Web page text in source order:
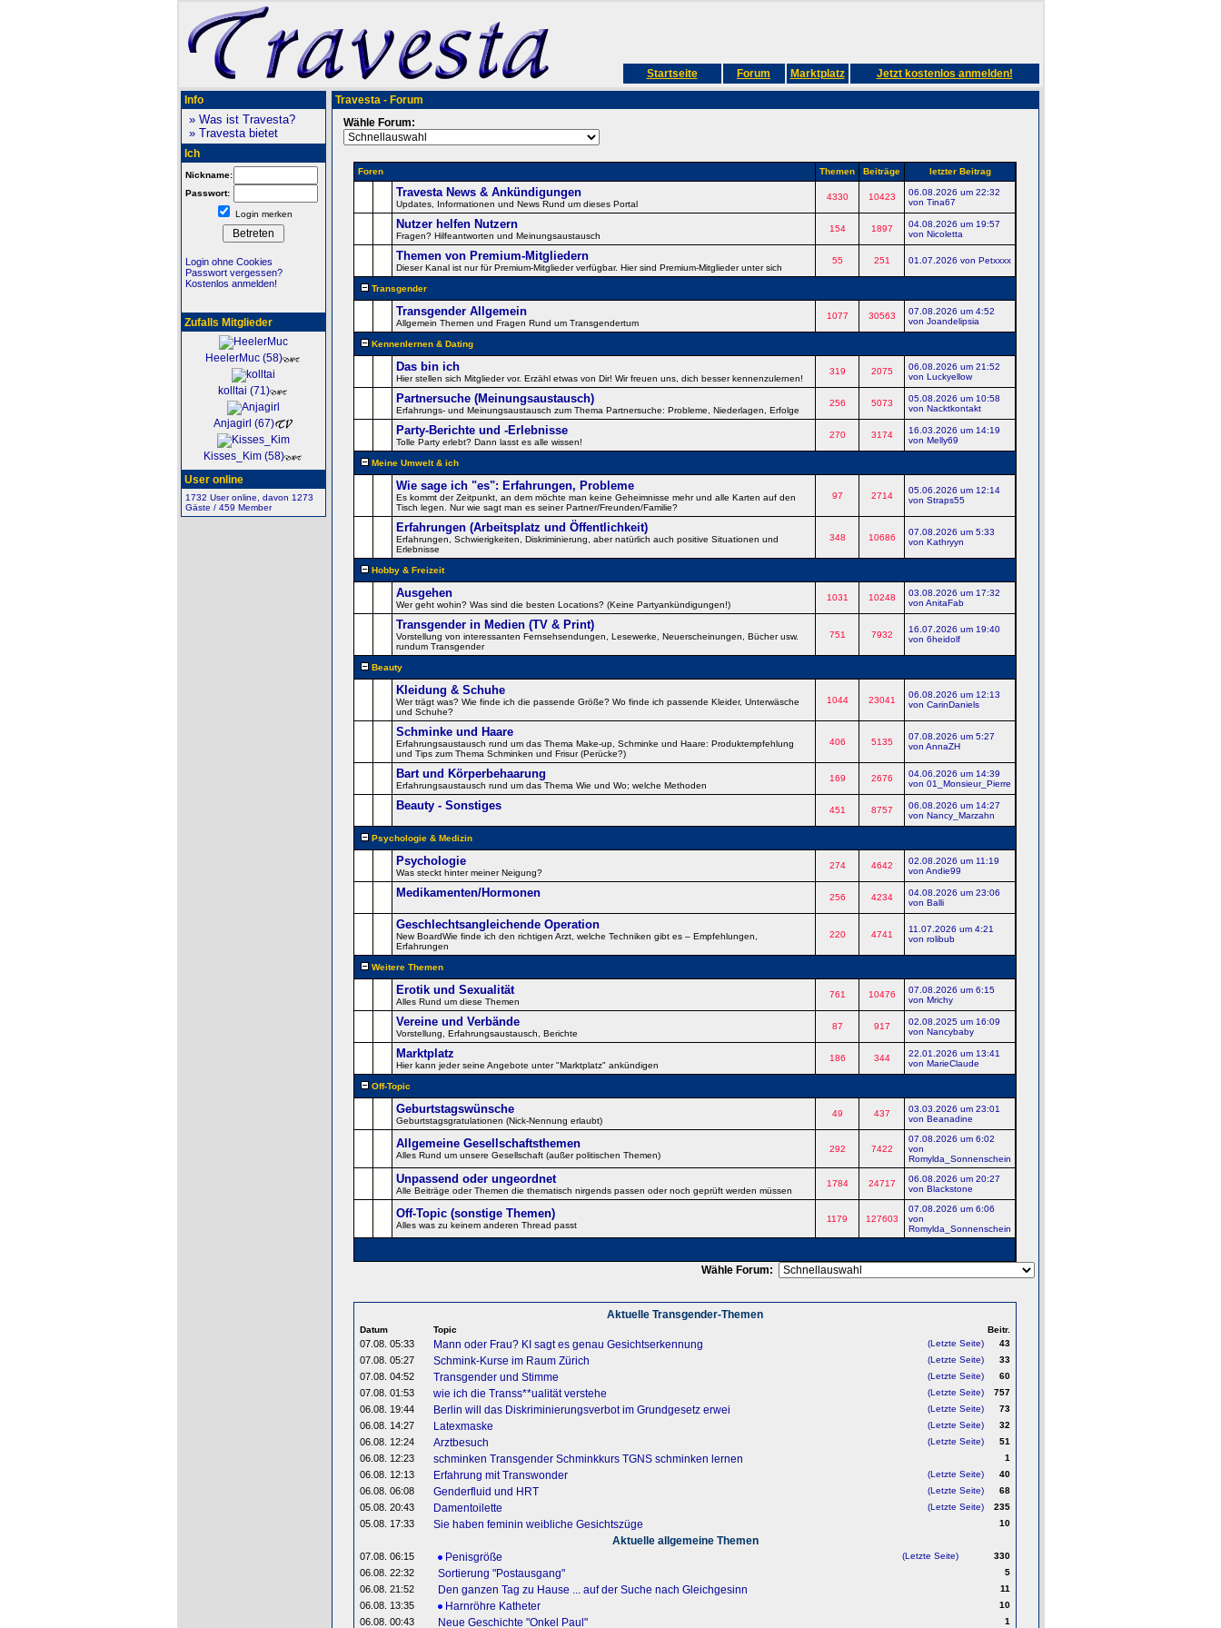
Startseite Forum Marktplatz Jetzt kostenlos anmelden!
Info
» Was ist Travesta?
» Travesta bietet
Ich
Nickname:
Passwort:
Login merken
Login ohne Cookies
Passwort vergessen?
Kostenlos anmelden!
Zufalls Mitglieder
HeelerMuc (58)
kolltai (71)
Anjagirl (67)
Kisses_Kim (58)
User online
1732 User online, davon 1273
Gäste / 459 Member
Travesta - Forum
Wähle Forum:
Foren Themen Beiträge letzter Beitrag
Travesta News & Ankündigungen
Updates, Informationen und News Rund um dieses Portal
4330 10423
06.08.2026 um 22:32
von Tina67
Nutzer helfen Nutzern
Fragen? Hilfeantworten und Meinungsaustausch
154 1897
04.08.2026 um 19:57
von Nicoletta
Themen von Premium-Mitgliedern
Dieser Kanal ist nur für Premium-Mitglieder verfügbar. Hier sind Premium-Mitglieder unter sich
55 251 01.07.2026 von Petxxxx
Transgender
Transgender Allgemein
Allgemein Themen und Fragen Rund um Transgendertum
1077 30563
07.08.2026 um 4:52
von Joandelipsia
Kennenlernen & Dating
Das bin ich
Hier stellen sich Mitglieder vor. Erzähl etwas von Dir! Wir freuen uns, dich besser kennenzulernen!
319 2075
06.08.2026 um 21:52
von Luckyellow
Partnersuche (Meinungsaustausch)
Erfahrungs- und Meinungsaustausch zum Thema Partnersuche: Probleme, Niederlagen, Erfolge
256 5073
05.08.2026 um 10:58
von Nacktkontakt
Party-Berichte und -Erlebnisse
Tolle Party erlebt? Dann lasst es alle wissen!
270 3174
16.03.2026 um 14:19
von Melly69
Meine Umwelt & ich
Wie sage ich "es": Erfahrungen, Probleme
Es kommt der Zeitpunkt, an dem möchte man keine Geheimnisse mehr und alle Karten auf den
Tisch legen. Nur wie sagt man es seiner Partner/Freunden/Familie?
97 2714
05.06.2026 um 12:14
von Straps55
Erfahrungen (Arbeitsplatz und Öffentlichkeit)
Erfahrungen, Schwierigkeiten, Diskriminierung, aber natürlich auch positive Situationen und
Erlebnisse
348 10686
07.08.2026 um 5:33
von Kathryyn
Hobby & Freizeit
Ausgehen
Wer geht wohin? Was sind die besten Locations? (Keine Partyankündigungen!)
1031 10248
03.08.2026 um 17:32
von AnitaFab
Transgender in Medien (TV & Print)
Vorstellung von interessanten Fernsehsendungen, Lesewerke, Neuerscheinungen, Bücher usw.
rundum Transgender
751 7932
16.07.2026 um 19:40
von 6heidolf
Beauty
Kleidung & Schuhe
Wer trägt was? Wie finde ich die passende Größe? Wo finde ich passende Kleider, Unterwäsche
und Schuhe?
1044 23041
06.08.2026 um 12:13
von CarinDaniels
Schminke und Haare
Erfahrungsaustausch rund um das Thema Make-up, Schminke und Haare: Produktempfehlung
und Tips zum Thema Schminken und Frisur (Perücke?)
406 5135
07.08.2026 um 5:27
von AnnaZH
Bart und Körperbehaarung
Erfahrungsaustausch rund um das Thema Wie und Wo; welche Methoden
169 2676
04.06.2026 um 14:39
von 01_Monsieur_Pierre
Beauty - Sonstiges 451 8757
06.08.2026 um 14:27
von Nancy_Marzahn
Psychologie & Medizin
Psychologie
Was steckt hinter meiner Neigung?
274 4642
02.08.2026 um 11:19
von Andie99
Medikamenten/Hormonen 256 4234
04.08.2026 um 23:06
von Balli
Geschlechtsangleichende Operation
New BoardWie finde ich den richtigen Arzt, welche Techniken gibt es – Empfehlungen,
Erfahrungen
220 4741
11.07.2026 um 4:21
von rolibub
Weitere Themen
Erotik und Sexualität
Alles Rund um diese Themen
761 10476
07.08.2026 um 6:15
von Mrichy
Vereine und Verbände
Vorstellung, Erfahrungsaustausch, Berichte
87 917
02.08.2025 um 16:09
von Nancybaby
Marktplatz
Hier kann jeder seine Angebote unter "Marktplatz" ankündigen
186 344
22.01.2026 um 13:41
von MarieClaude
Off-Topic
Geburtstagswünsche
Geburtstagsgratulationen (Nick-Nennung erlaubt)
49 437
03.03.2026 um 23:01
von Beanadine
Allgemeine Gesellschaftsthemen
Alles Rund um unsere Gesellschaft (außer politischen Themen)
292 7422
07.08.2026 um 6:02
von
Romylda_Sonnenschein
Unpassend oder ungeordnet
Alle Beiträge oder Themen die thematisch nirgends passen oder noch geprüft werden müssen
1784 24717
06.08.2026 um 20:27
von Blackstone
Off-Topic (sonstige Themen)
Alles was zu keinem anderen Thread passt
1179 127603
07.08.2026 um 6:06
von
Romylda_Sonnenschein
Wähle Forum:
Aktuelle Transgender-Themen
Datum Topic Beitr.
07.08. 05:33 Mann oder Frau? KI sagt es genau Gesichtserkennung (Letzte Seite) 43
07.08. 05:27 Schmink-Kurse im Raum Zürich (Letzte Seite) 33
07.08. 04:52 Transgender und Stimme (Letzte Seite) 60
07.08. 01:53 wie ich die Transs**ualität verstehe (Letzte Seite) 757
06.08. 19:44 Berlin will das Diskriminierungsverbot im Grundgesetz erwei (Letzte Seite) 73
06.08. 14:27 Latexmaske (Letzte Seite) 32
06.08. 12:24 Arztbesuch (Letzte Seite) 51
06.08. 12:23 schminken Transgender Schminkkurs TGNS schminken lernen 1
06.08. 12:13 Erfahrung mit Transwonder (Letzte Seite) 40
06.08. 06:08 Genderfluid und HRT (Letzte Seite) 68
05.08. 20:43 Damentoilette (Letzte Seite) 235
05.08. 17:33 Sie haben feminin weibliche Gesichtszüge 10
Aktuelle allgemeine Themen
07.08. 06:15 Penisgröße (Letzte Seite) 330
06.08. 22:32 Sortierung "Postausgang" 5
06.08. 21:52 Den ganzen Tag zu Hause ... auf der Suche nach Gleichgesinn 11
06.08. 13:35 Harnröhre Katheter 10
06.08. 00:43 Neue Geschichte "Onkel Paul" 1